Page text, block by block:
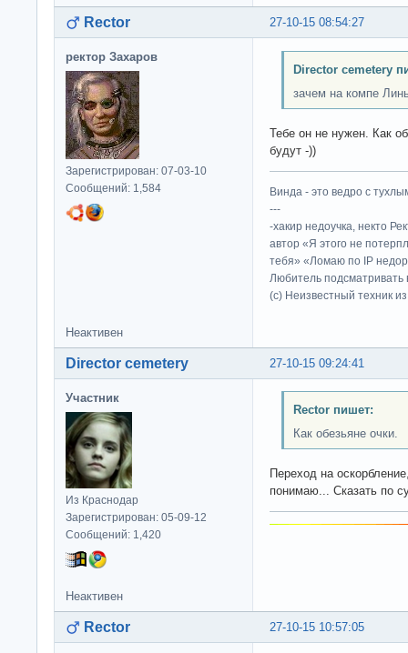
27-10-15 08:54:27
Rector
ректор Захаров
Зарегистрирован: 07-03-10
Сообщений: 1,584
Director cemetery
зачем на компе
Тебе он не нужен. Как
будут -))
Винда - это ведро с
---
-хакир недоучка, некто
автор «Я этого не
тебя» «Ломаю по IP
Любитель подсматривать
(c) Неизвестный техник
Неактивен
27-10-15 09:24:41
Director cemetery
Участник
Из Краснодар
Зарегистрирован: 05-09-12
Сообщений: 1,420
Rector пишет:
Как обезьяне очки.
Переход на
понимаю... Сказать по
Неактивен
27-10-15 10:57:05
Rector